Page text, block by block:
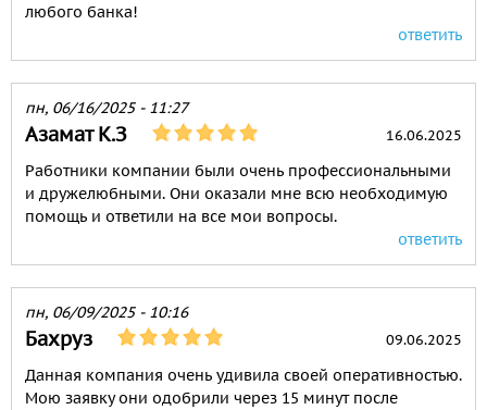
любого банка!
ответить
пн, 06/16/2025 - 11:27
Азамат К.З 16.06.2025
Работники компании были очень профессиональными
и дружелюбными. Они оказали мне всю необходимую
помощь и ответили на все мои вопросы.
ответить
пн, 06/09/2025 - 10:16
Бахруз 09.06.2025
Данная компания очень удивила своей оперативностью.
Мою заявку они одобрили через 15 минут после